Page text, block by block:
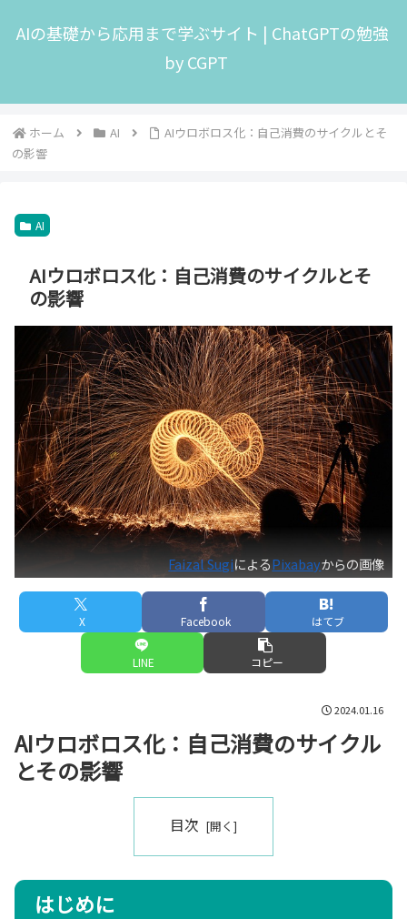
AIの基礎から応用まで学ぶサイト | ChatGPTの勉強
by CGPT
ホーム AI
AIウロボロス化：自己消費のサイクルとそ
の影響
AI
AIウロボロス化：自己消費のサイクルとそ
の影響
Faizal SugiによるPixabayからの画像
X Facebook はてブ
LINE コピー
2024.01.16
AIウロボロス化：自己消費のサイクル
とその影響
目次
はじめに